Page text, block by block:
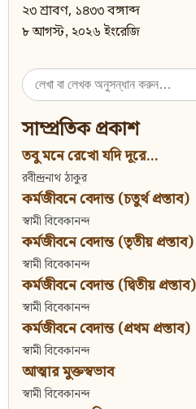
২৩ শ্রাবণ, ১৪৩৩ বঙ্গাব্দ
৮ আগস্ট, ২০২৬ ইংরেজি
Search
for:
সাম্প্রতিক প্রকাশ
তবু মনে রেখো যদি দূরে...
রবীন্দ্রনাথ ঠাকুর
কর্মজীবনে বেদান্ত (চতুর্থ প্রস্তাব)
স্বামী বিবেকানন্দ
কর্মজীবনে বেদান্ত (তৃতীয় প্রস্তাব)
স্বামী বিবেকানন্দ
কর্মজীবনে বেদান্ত (দ্বিতীয় প্রস্তাব)
স্বামী বিবেকানন্দ
কর্মজীবনে বেদান্ত (প্রথম প্রস্তাব)
স্বামী বিবেকানন্দ
আত্মার মুক্তস্বভাব
স্বামী বিবেকানন্দ